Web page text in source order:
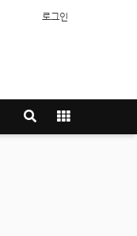
로그인